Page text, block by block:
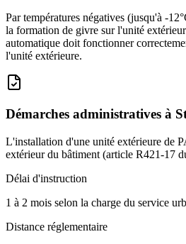
Par températures négatives (jusqu'à -
la formation de givre sur l'unité
automatique doit fonctionner
l'unité extérieure.
Démarches administratives à
L'installation d'une unité extérieure de
extérieur du bâtiment (article R421-17
Délai d'instruction
1 à 2 mois selon la charge du service
Distance réglementaire